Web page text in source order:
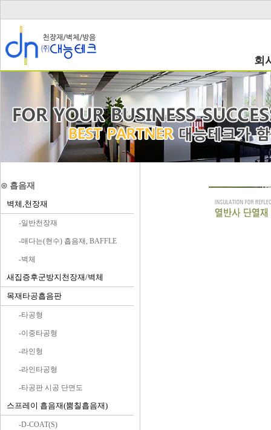
회
⊙ 흡음재
벽체,천장재
-일반천장재
-매다는(현수) 흡음재, BAFFLE
-벽체
새집증후군방지천장재/벽체
목재타공흡음판
-타공형
-이중타공형
-라인형
-라인타공형
-타공판 시공 단면도
스프레이 흡음재(뿜칠흡음재)
-D-COAT(S)